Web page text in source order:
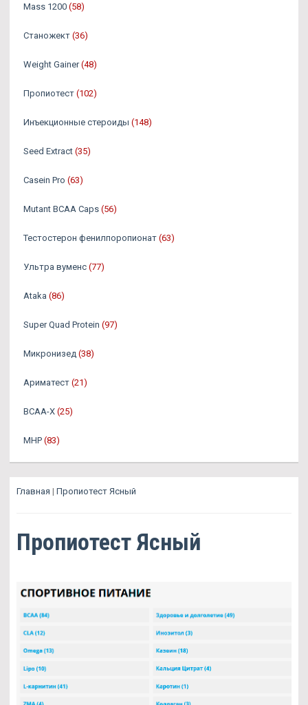
Mass 1200 (58)
Станожект (36)
Weight Gainer (48)
Пропиотест (102)
Инъекционные стероиды (148)
Seed Extract (35)
Casein Pro (63)
Mutant BCAA Caps (56)
Тестостерон фенилпоропионат (63)
Ультра вуменс (77)
Ataka (86)
Super Quad Protein (97)
Микронизед (38)
Ариматест (21)
BCAA-X (25)
MHP (83)
Главная | Пропиотест Ясный
Пропиотест Ясный